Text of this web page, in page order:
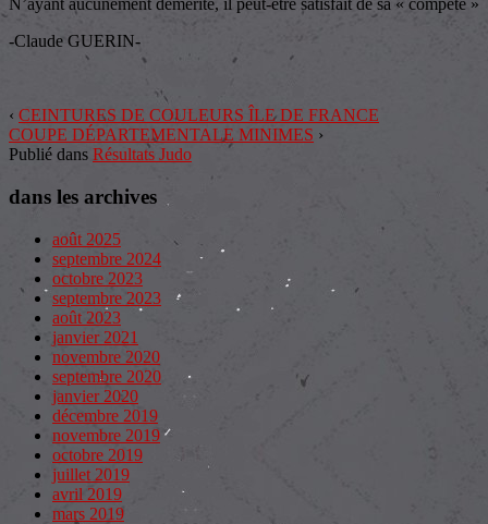
N’ayant aucunement démérité, il peut-être satisfait de sa « compète »
-Claude GUERIN-
‹ CEINTURES DE COULEURS ÎLE DE FRANCE
COUPE DÉPARTEMENTALE MINIMES ›
Publié dans Résultats Judo
dans les archives
août 2025
septembre 2024
octobre 2023
septembre 2023
août 2023
janvier 2021
novembre 2020
septembre 2020
janvier 2020
décembre 2019
novembre 2019
octobre 2019
juillet 2019
avril 2019
mars 2019